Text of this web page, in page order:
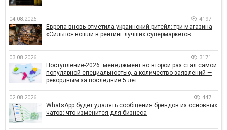
04.08.2026 4197
Европа вновь отметила украинский ритейл: три магазина
«Сильпо» вошли в рейтинг лучших супермаркетов
03.08.2026 3171
Поступление-2026: менеджмент во второй раз стал самой
популярной специальностью, а количество заявлений —
рекордным за последние 5 лет
02.08.2026 447
WhatsApp будет удалять сообщения брендов из основных
чатов: что изменится для бизнеса